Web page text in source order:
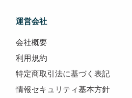
運営会社
会社概要
利用規約
特定商取引法に基づく表記
情報セキュリティ基本方針